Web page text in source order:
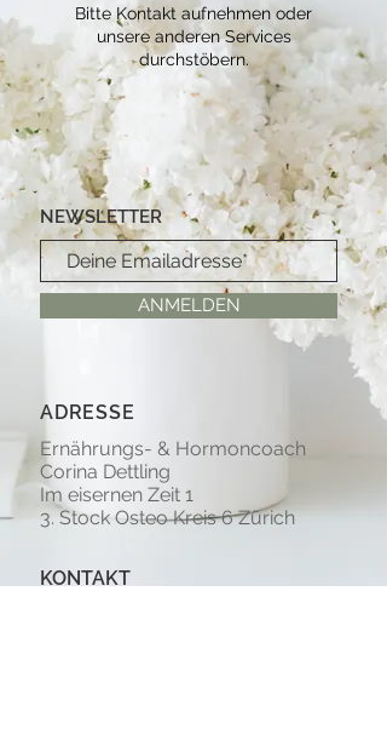
Bitte Kontakt aufnehmen oder
unsere anderen Services
durchstöbern.
NEWSLETTER
ANMELDEN
ADRESSE
Ernährungs- & Hormoncoach
Corina Dettling
Im eisernen Zeit 1
3. Stock Osteo Kreis 6 Zürich
KONTAKT